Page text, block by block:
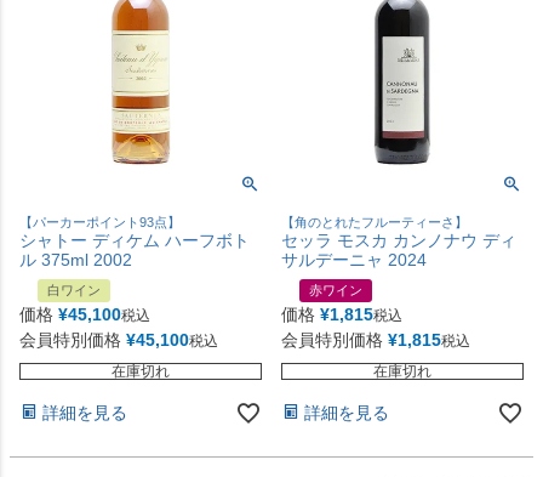
【パーカーポイント93点】
シャトー ディケム ハーフボト
ル 375ml 2002
白ワイン
価格 ¥45,100税込
会員特別価格 ¥45,100税込
在庫切れ
詳細を見る
【角のとれたフルーティーさ】
セッラ モスカ カンノナウ ディ
サルデーニャ 2024
赤ワイン
価格 ¥1,815税込
会員特別価格 ¥1,815税込
在庫切れ
詳細を見る